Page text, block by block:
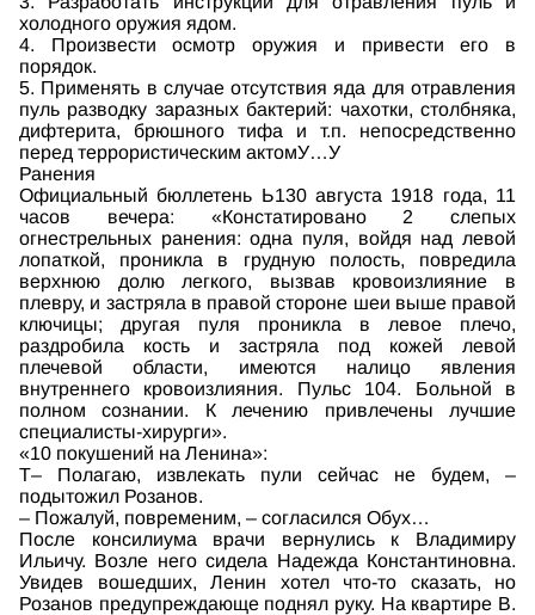
холодного оружия ядом.
4. Произвести осмотр оружия и привести его в
порядок.
5. Применять в случае отсутствия яда для отравления
пуль разводку заразных бактерий: чахотки, столбняка,
дифтерита, брюшного тифа и т.п. непосредственно
перед террористическим актомУ…У
Ранения
Официальный бюллетень Ь130 августа 1918 года, 11
часов вечера: «Констатировано 2 слепых
огнестрельных ранения: одна пуля, войдя над левой
лопаткой, проникла в грудную полость, повредила
верхнюю долю легкого, вызвав кровоизлияние в
плевру, и застряла в правой стороне шеи выше правой
ключицы; другая пуля проникла в левое плечо,
раздробила кость и застряла под кожей левой
плечевой области, имеются налицо явления
внутреннего кровоизлияния. Пульс 104. Больной в
полном сознании. К лечению привлечены лучшие
специалисты-хирурги».
«10 покушений на Ленина»:
Т– Полагаю, извлекать пули сейчас не будем, –
подытожил Розанов.
– Пожалуй, повременим, – согласился Обух…
После консилиума врачи вернулись к Владимиру
Ильичу. Возле него сидела Надежда Константиновна.
Увидев вошедших, Ленин хотел что-то сказать, но
Розанов предупреждающе поднял руку. На квартире В.